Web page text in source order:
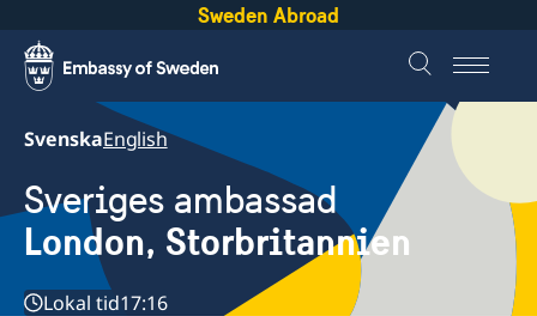
Sweden Abroad
SvenskaEnglish
Sveriges ambassad
London, Storbritannien
Lokal tid17:16